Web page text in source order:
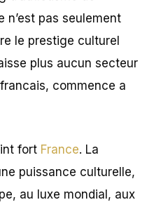
n’est pas seulement
le prestige culturel
plus aucun secteur
commence a
fort France. La
puissance culturelle,
au luxe mondial, aux